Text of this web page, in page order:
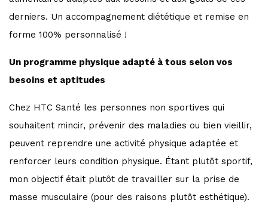
derniers. Un accompagnement diététique et remise en
forme 100% personnalisé !
Un programme physique adapté à tous selon vos
besoins et aptitudes
Chez HTC Santé les personnes non sportives qui
souhaitent mincir, prévenir des maladies ou bien vieillir,
peuvent reprendre une activité physique adaptée et
renforcer leurs condition physique. Étant plutôt sportif,
mon objectif était plutôt de travailler sur la prise de
masse musculaire (pour des raisons plutôt esthétique).